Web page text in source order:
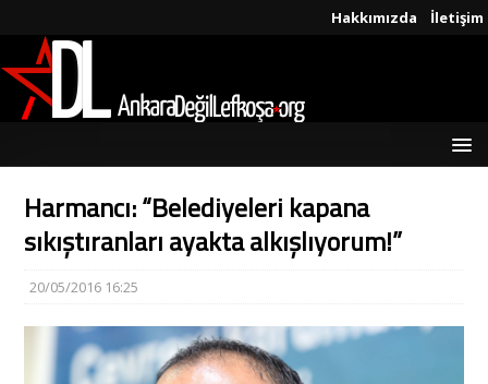
Hakkımızda İletişim
Harmancı: “Belediyeleri kapana
sıkıştıranları ayakta alkışlıyorum!”
20/05/2016 16:25